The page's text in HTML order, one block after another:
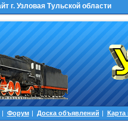
г. Узловая Тульской области
| Форум | Доска объявлений | Карта